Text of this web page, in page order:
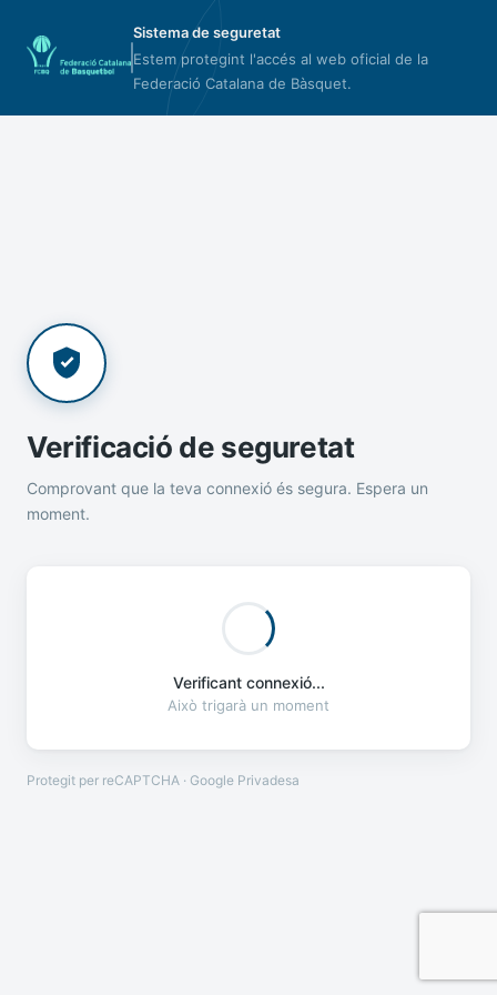
Sistema de seguretat
Estem protegint l'accés al web oficial de la
Federació Catalana de Bàsquet.
Verificació de seguretat
Comprovant que la teva connexió és segura. Espera un
moment.
Verificant connexió...
Això trigarà un moment
Protegit per reCAPTCHA · Google Privadesa